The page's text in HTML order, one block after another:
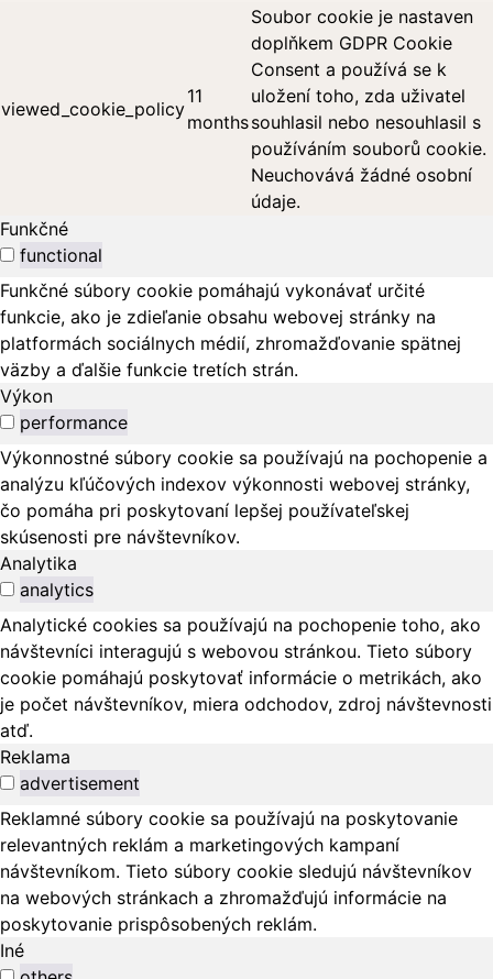
viewed_cookie_policy
11
months
Soubor cookie je nastaven
doplňkem GDPR Cookie
Consent a používá se k
uložení toho, zda uživatel
souhlasil nebo nesouhlasil s
používáním souborů cookie.
Neuchovává žádné osobní
údaje.
Funkčné
functional
Funkčné súbory cookie pomáhajú vykonávať určité
funkcie, ako je zdieľanie obsahu webovej stránky na
platformách sociálnych médií, zhromažďovanie spätnej
väzby a ďalšie funkcie tretích strán.
Výkon
performance
Výkonnostné súbory cookie sa používajú na pochopenie a
analýzu kľúčových indexov výkonnosti webovej stránky,
čo pomáha pri poskytovaní lepšej používateľskej
skúsenosti pre návštevníkov.
Analytika
analytics
Analytické cookies sa používajú na pochopenie toho, ako
návštevníci interagujú s webovou stránkou. Tieto súbory
cookie pomáhajú poskytovať informácie o metrikách, ako
je počet návštevníkov, miera odchodov, zdroj návštevnosti
atď.
Reklama
advertisement
Reklamné súbory cookie sa používajú na poskytovanie
relevantných reklám a marketingových kampaní
návštevníkom. Tieto súbory cookie sledujú návštevníkov
na webových stránkach a zhromažďujú informácie na
poskytovanie prispôsobených reklám.
Iné